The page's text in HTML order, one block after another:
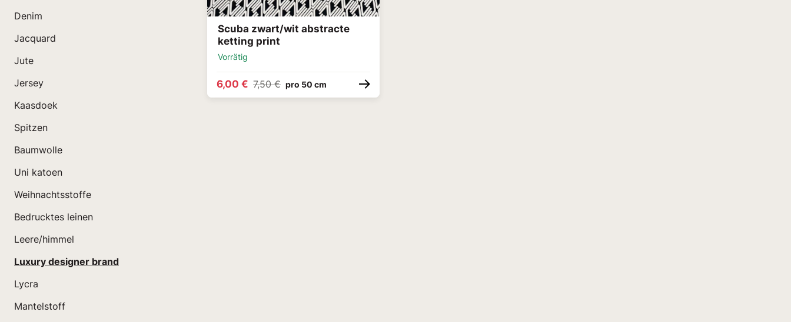
Denim
Jacquard
Jute
Jersey
Kaasdoek
Spitzen
Baumwolle
Uni katoen
Weihnachtsstoffe
Bedrucktes leinen
Leere/himmel
Luxury designer brand
Lycra
Mantelstoff
Scuba zwart/wit abstracte
ketting print
Vorrätig
6,00 € 7,50 € pro 50 cm